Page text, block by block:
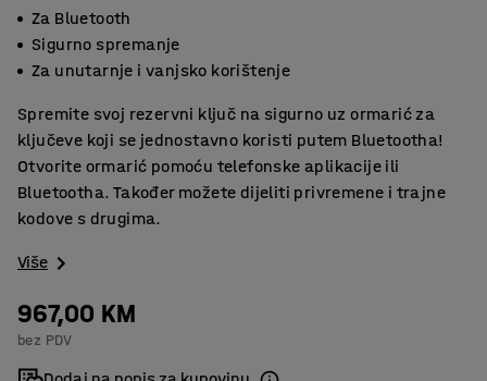
Za Bluetooth
Sigurno spremanje
Za unutarnje i vanjsko korištenje
Spremite svoj rezervni ključ na sigurno uz ormarić za
ključeve koji se jednostavno koristi putem Bluetootha!
Otvorite ormarić pomoću telefonske aplikacije ili
Bluetootha. Također možete dijeliti privremene i trajne
kodove s drugima.
Više
967,00 KM
bez PDV